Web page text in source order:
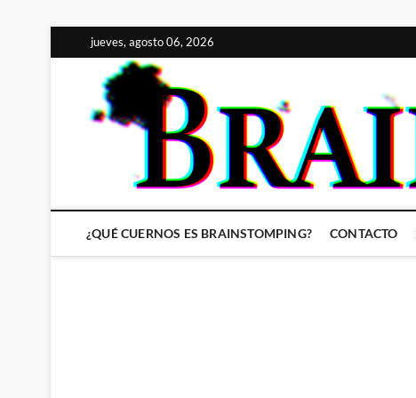
al
contenido
jueves, agosto 06, 2026
¿QUÉ CUERNOS ES BRAINSTOMPING? CONTACTO